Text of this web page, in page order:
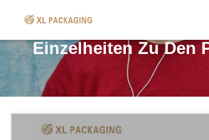
Einzelheiten Zu Den